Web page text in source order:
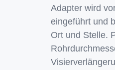
Adapter wird
eingeführt und
Ort und Stelle.